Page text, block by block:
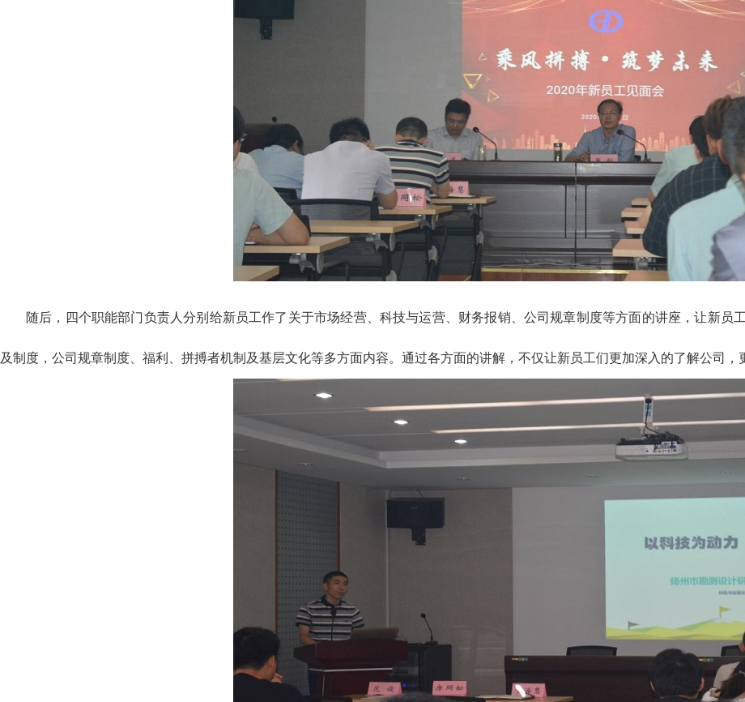
随后，四个职能部门负责人分别给新员工作了关于市场经营、科技与运营、财务报销、公司规章制度等方面的讲座，让新
及制度，公司规章制度、福利、拼搏者机制及基层文化等多方面内容。通过各方面的讲解，不仅让新员工们更加深入的了解公司，